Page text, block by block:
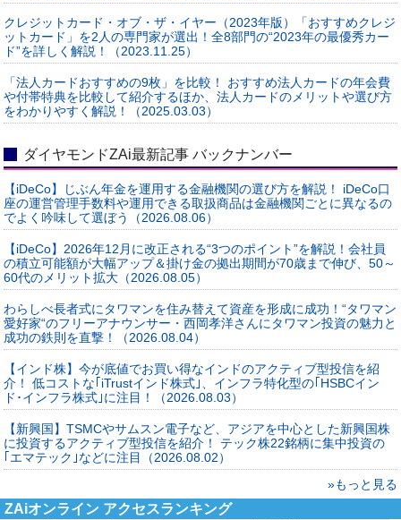
クレジットカード・オブ・ザ・イヤー（2023年版）「おすすめクレジ
ットカード」を2人の専門家が選出！全8部門の“2023年の最優秀カー
ド”を詳しく解説！（2023.11.25）
「法人カードおすすめの9枚」を比較！ おすすめ法人カードの年会費
や付帯特典を比較して紹介するほか、法人カードのメリットや選び方
をわかりやすく解説！（2025.03.03）
ダイヤモンドZAi最新記事 バックナンバー
【iDeCo】じぶん年金を運用する金融機関の選び方を解説！ iDeCo口
座の運営管理手数料や運用できる取扱商品は金融機関ごとに異なるの
でよく吟味して選ぼう（2026.08.06）
【iDeCo】2026年12月に改正される“3つのポイント”を解説！会社員
の積立可能額が大幅アップ＆掛け金の拠出期間が70歳まで伸び、50～
60代のメリット拡大（2026.08.05）
わらしべ長者式にタワマンを住み替えて資産を形成に成功！“タワマン
愛好家“のフリーアナウンサー・西岡孝洋さんにタワマン投資の魅力と
成功の鉄則を直撃！（2026.08.04）
【インド株】今が底値でお買い得なインドのアクティブ型投信を紹
介！ 低コストな｢iTrustインド株式｣、インフラ特化型の｢HSBCイン
ド･インフラ株式｣に注目！（2026.08.03）
【新興国】TSMCやサムスン電子など、アジアを中心とした新興国株
に投資するアクティブ型投信を紹介！ テック株22銘柄に集中投資の
｢エマテック｣などに注目（2026.08.02）
»もっと見る
ZAiオンライン アクセスランキング